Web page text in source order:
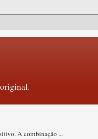
A combinação ...